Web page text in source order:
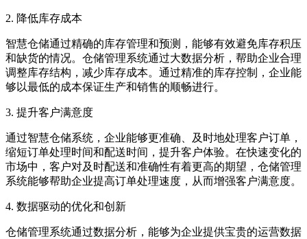
2. 降低库存成本
智慧仓储通过精确的库存管理和预测，能够有效避免库存积压
和缺货的情况。仓储管理系统通过大数据分析，帮助企业合理
调整库存结构，减少库存成本。通过精准的库存控制，企业能
够以最低的成本保证生产和销售的顺畅进行。
3. 提升客户满意度
通过智慧仓储系统，企业能够更准确、及时地处理客户订单，
缩短订单处理时间和配送时间，提升客户体验。在快速变化的
市场中，客户对及时配送和准确性有着更高的期望，仓储管理
系统能够帮助企业提高订单处理速度，从而增强客户满意度。
4. 数据驱动的优化和创新
仓储管理系统通过数据分析，能够为企业提供宝贵的运营数据